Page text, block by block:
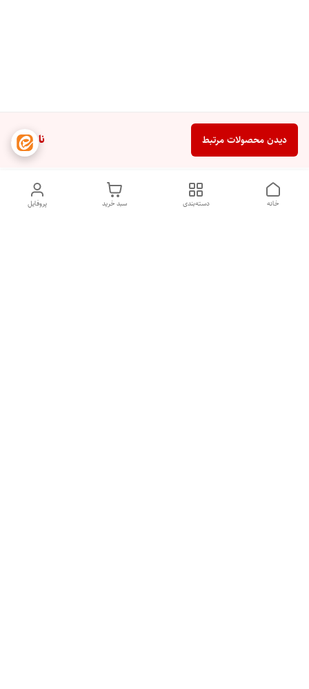
ناموجود دیدن محصولات مرتبط
پروفایل سبد خرید دسته‌بندی خانه